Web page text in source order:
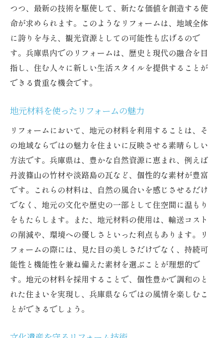
つつ、最新の技術を駆使して、新たな価値を創造する使
命が求められます。このようなリフォームは、地域全体
に誇りを与え、観光資源としての可能性も広げるので
す。兵庫県内でのリフォームは、歴史と現代の融合を目
指し、住む人々に新しい生活スタイルを提供することが
できる貴重な機会です。
地元材料を使ったリフォームの魅力
リフォームにおいて、地元の材料を利用することは、そ
の地域ならではの魅力を住まいに反映させる素晴らしい
方法です。兵庫県は、豊かな自然資源に恵まれ、例えば
丹波篠山の竹材や淡路島の瓦など、個性的な素材が豊富
です。これらの材料は、自然の風合いを感じさせるだけ
でなく、地元の文化や歴史の一部として住空間に温もり
をもたらします。また、地元材料の使用は、輸送コスト
の削減や、環境への優しさといった利点もあります。リ
フォームの際には、見た目の美しさだけでなく、持続可
能性と機能性を兼ね備えた素材を選ぶことが理想的で
す。地元の材料を採用することで、個性豊かで調和のと
れた住まいを実現し、兵庫県ならではの風情を楽しむこ
とができるでしょう。